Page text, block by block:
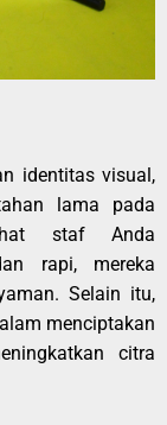
identitas visual,
lama pada
staf Anda
rapi, mereka
Selain itu,
menciptakan
citra